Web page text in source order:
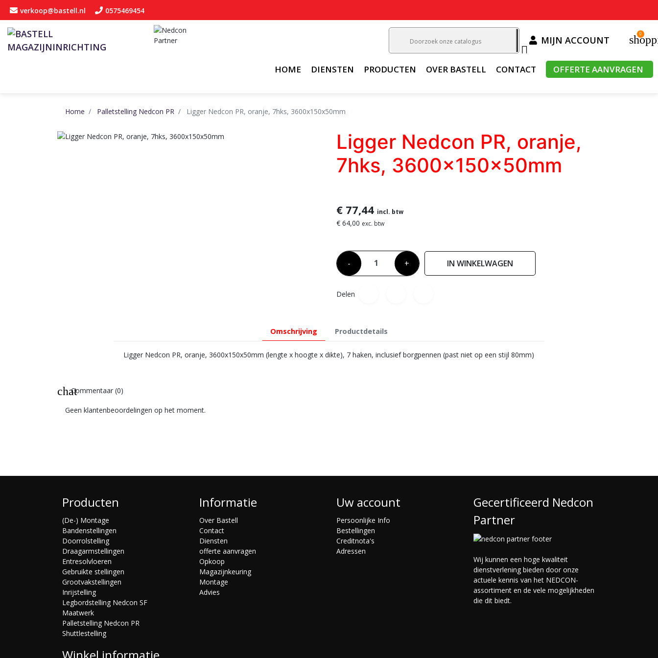
verkoop@bastell.nl 0575469454

MIJN ACCOUNT
0
HOME DIENSTEN PRODUCTEN OVER BASTELL CONTACT OFFERTE AANVRAGEN
Home Palletstelling Nedcon PR Ligger Nedcon PR, oranje, 7hks, 3600x150x50mm
Ligger Nedcon PR, oranje,
7hks, 3600x150x50mm
€ 77,44 incl. btw
€ 64,00 exc. btw
- + IN WINKELWAGEN
Delen
Omschrijving Productdetails
Ligger Nedcon PR, oranje, 3600x150x50mm (lengte x hoogte x dikte), 7 haken, inclusief borgpennen (past niet op een stijl 80mm)
chatCommentaar (0)
Geen klantenbeoordelingen op het moment.
Producten
(De-) Montage
Bandenstellingen
Doorrolstelling
Draagarmstellingen
Entresolvloeren
Gebruikte stellingen
Grootvakstellingen
Inrijstelling
Legbordstelling Nedcon SF
Maatwerk
Palletstelling Nedcon PR
Shuttlestelling
Informatie
Over Bastell
Contact
Diensten
offerte aanvragen
Opkoop
Magazijnkeuring
Montage
Advies
Uw account
Persoonlijke Info
Bestellingen
Creditnota's
Adressen
Gecertificeerd Nedcon
Partner
Wij kunnen een hoge kwaliteit
dienstverlening bieden door onze
actuele kennis van het NEDCON-
assortiment en de vele mogelijkheden
die dit biedt.